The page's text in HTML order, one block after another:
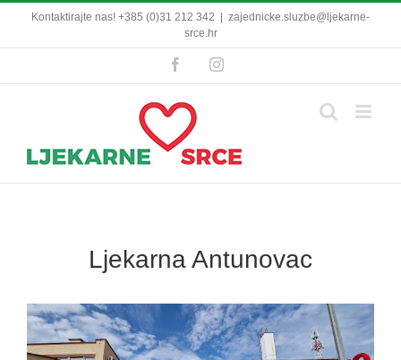
content
Kontaktirajte nas! +385 (0)31 212 342
zajednicke.sluzbe@ljekarne-
srce.hr
FacebookInstagram
Ljekarna Antunovac